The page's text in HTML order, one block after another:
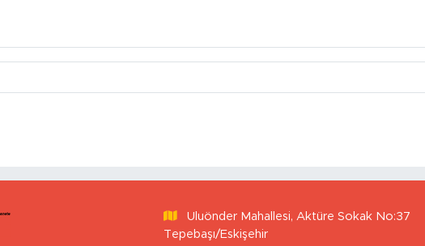
Uluönder Mahallesi, Aktüre Sokak No:37
Tepebaşı/Eskişehir